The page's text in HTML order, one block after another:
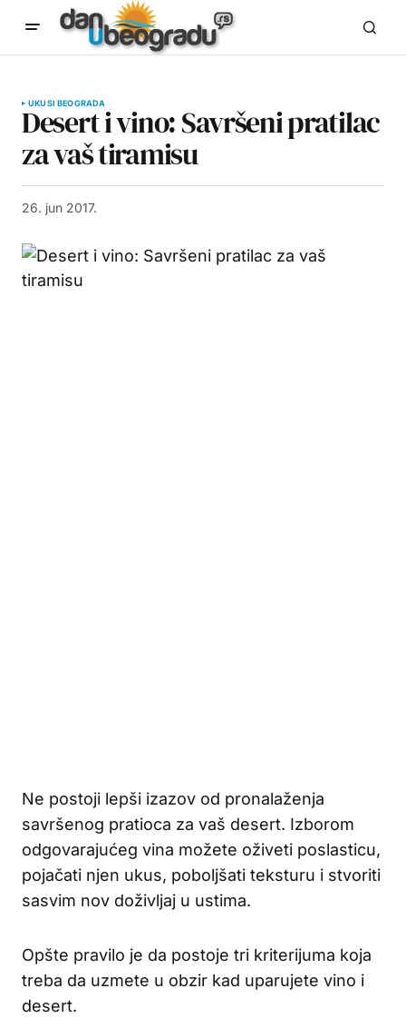
UKUSI BEOGRADA
Desert i vino: Savršeni pratilac
za vaš tiramisu
26. jun 2017.
Ne postoji lepši izazov od pronalaženja
savršenog pratioca za vaš desert. Izborom
odgovarajućeg vina možete oživeti poslasticu,
pojačati njen ukus, poboljšati teksturu i stvoriti
sasvim nov doživljaj u ustima.
Opšte pravilo je da postoje tri kriterijuma koja
treba da uzmete u obzir kad uparujete vino i
desert.